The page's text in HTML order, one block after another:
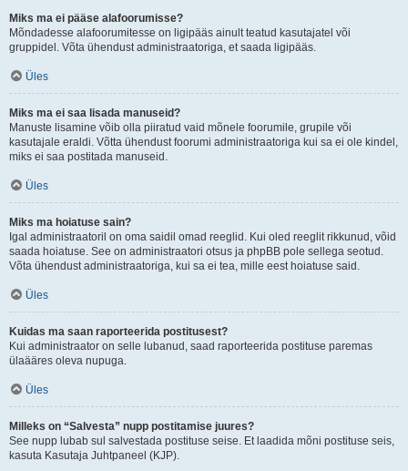
Miks ma ei pääse alafoorumisse?
Mõndadesse alafoorumitesse on ligipääs ainult teatud kasutajatel või
gruppidel. Võta ühendust administraatoriga, et saada ligipääs.
Üles
Miks ma ei saa lisada manuseid?
Manuste lisamine võib olla piiratud vaid mõnele foorumile, grupile või
kasutajale eraldi. Võtta ühendust foorumi administraatoriga kui sa ei ole kindel,
miks ei saa postitada manuseid.
Üles
Miks ma hoiatuse sain?
Igal administraatoril on oma saidil omad reeglid. Kui oled reeglit rikkunud, võid
saada hoiatuse. See on administraatori otsus ja phpBB pole sellega seotud.
Võta ühendust administraatoriga, kui sa ei tea, mille eest hoiatuse said.
Üles
Kuidas ma saan raporteerida postitusest?
Kui administraator on selle lubanud, saad raporteerida postituse paremas
ülaääres oleva nupuga.
Üles
Milleks on “Salvesta” nupp postitamise juures?
See nupp lubab sul salvestada postituse seise. Et laadida mõni postituse seis,
kasuta Kasutaja Juhtpaneel (KJP).